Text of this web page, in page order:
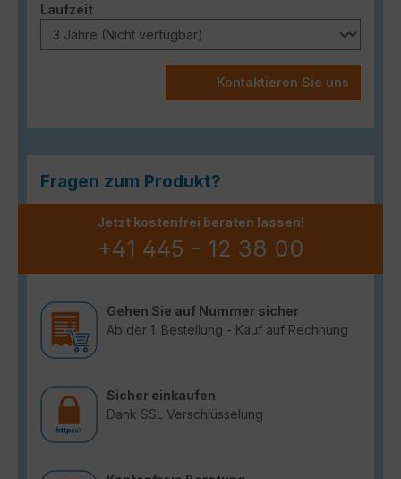
Laufzeitauswählen
Kontaktieren Sie uns
Fragen zum Produkt?
Jetzt kostenfrei beraten lassen!
+41 445 - 12 38 00
Gehen Sie auf Nummer sicher
Ab der 1. Bestellung - Kauf auf Rechnung
Sicher einkaufen
Dank SSL Verschlüsselung